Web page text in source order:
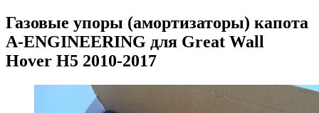
Газовые упоры (амортизаторы) капота
A-ENGINEERING для Great Wall
Hover H5 2010-2017